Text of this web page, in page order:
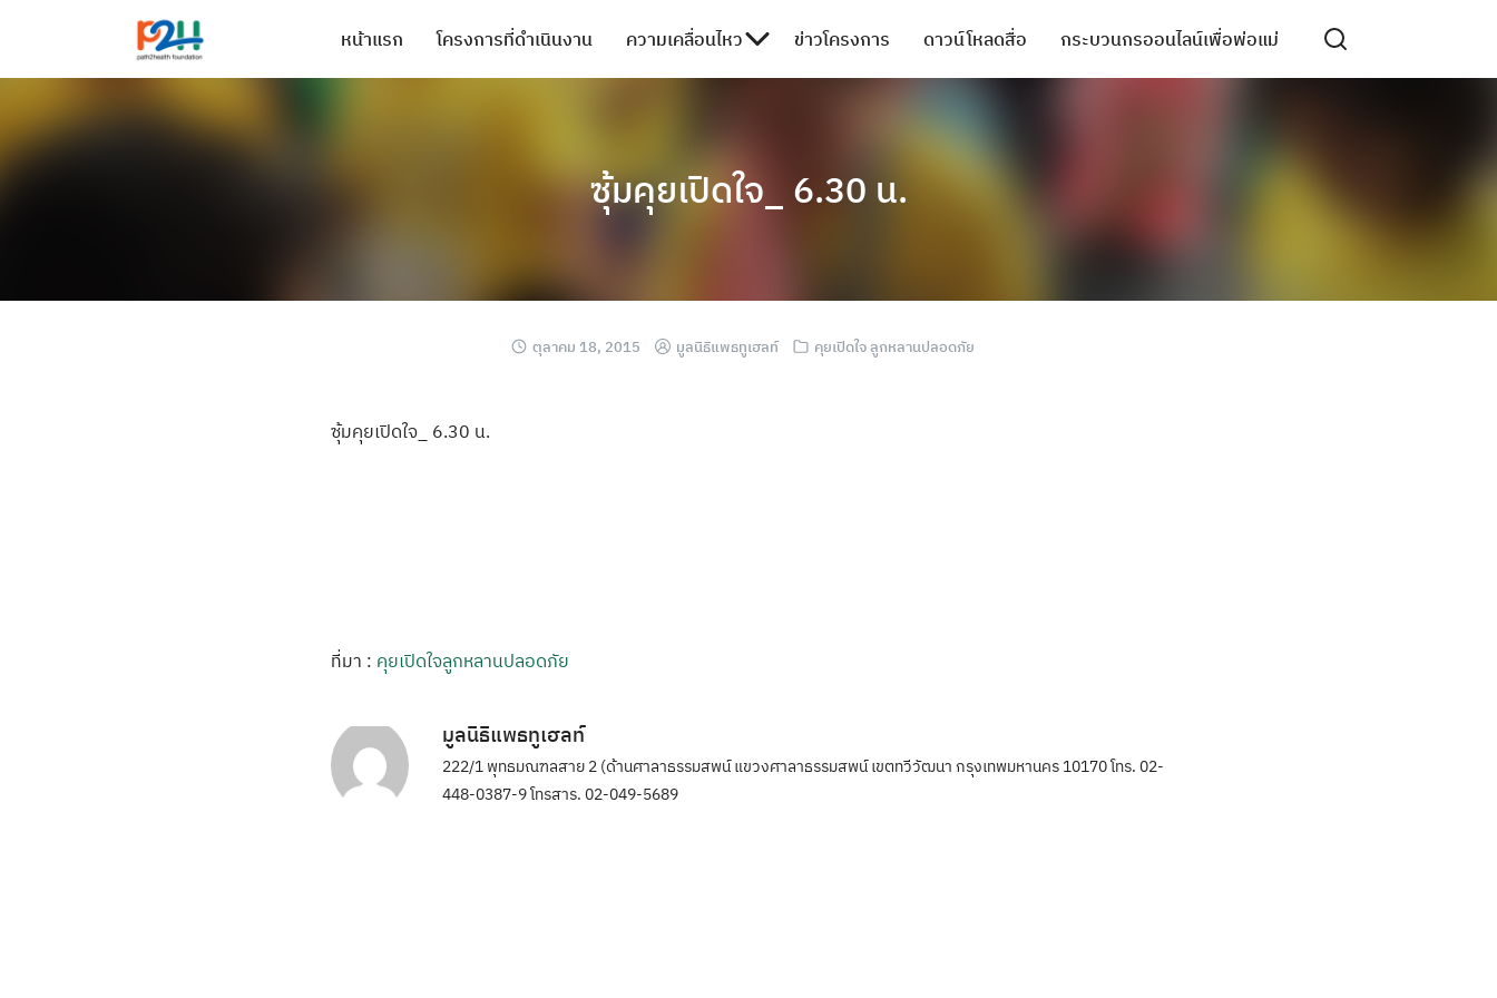
หน้าแรก โครงการที่ดำเนินงาน ความเคลื่อนไหว ข่าวโครงการ ดาวน์โหลดสื่อ กระบวนกรออนไลน์เพื่อพ่อแม่
ซุ้มคุยเปิดใจ_ 6.30 น.
ตุลาคม 18, 2015 มูลนิธิแพธทูเฮลท์ คุยเปิดใจ ลูกหลานปลอดภัย
ซุ้มคุยเปิดใจ_ 6.30 น.
ที่มา : คุยเปิดใจลูกหลานปลอดภัย
มูลนิธิแพธทูเฮลท์
222/1 พุทธมณฑลสาย 2 (ด้านศาลาธรรมสพน์ แขวงศาลาธรรมสพน์ เขตทวีวัฒนา กรุงเทพมหานคร 10170 โทร. 02-
448-0387-9 โทรสาร. 02-049-5689